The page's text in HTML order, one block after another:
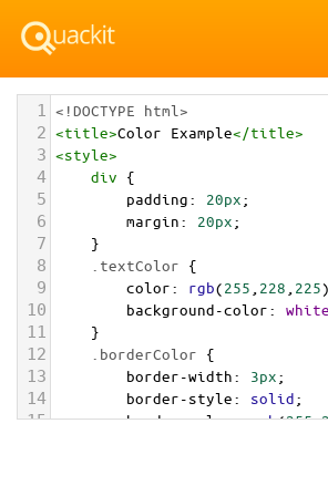
1 <!DOCTYPE html>
2 <title>Color Example</title>
3 <style>
4 div {
5 padding: 20px;
6 margin: 20px;
7 }
8 .textColor {
9 color: rgb(255 228 225
10 background-color: white
11 }
12 .borderColor {
13 border-width: 3px;
14 border-style: solid;
15 border-color: rgb(255,